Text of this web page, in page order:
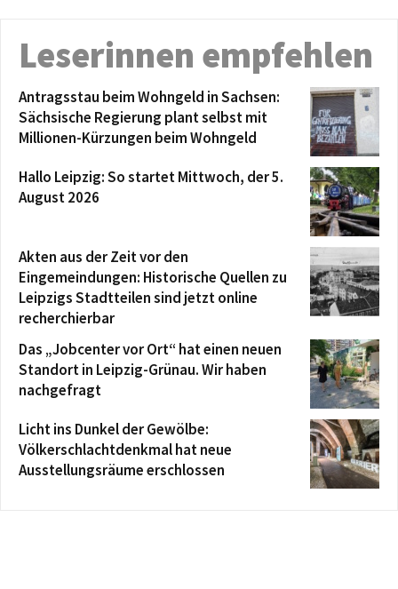
Leserinnen empfehlen
Antragsstau beim Wohngeld in Sachsen:
Sächsische Regierung plant selbst mit
Millionen-Kürzungen beim Wohngeld
Hallo Leipzig: So startet Mittwoch, der 5.
August 2026
Akten aus der Zeit vor den
Eingemeindungen: Historische Quellen zu
Leipzigs Stadtteilen sind jetzt online
recherchierbar
Das „Jobcenter vor Ort“ hat einen neuen
Standort in Leipzig-Grünau. Wir haben
nachgefragt
Licht ins Dunkel der Gewölbe:
Völkerschlachtdenkmal hat neue
Ausstellungsräume erschlossen